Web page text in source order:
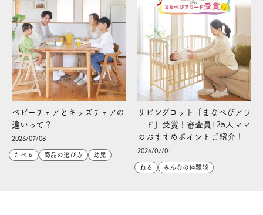
ベビーチェアとキッズチェアの
違いって？
2026/07/08
たべる
商品の選び方 幼児
リビングコット「まなべびアワ
ード」受賞！審査員125人ママ
のおすすめポイントご紹介！
2026/07/01
ねる
みんなの体験談